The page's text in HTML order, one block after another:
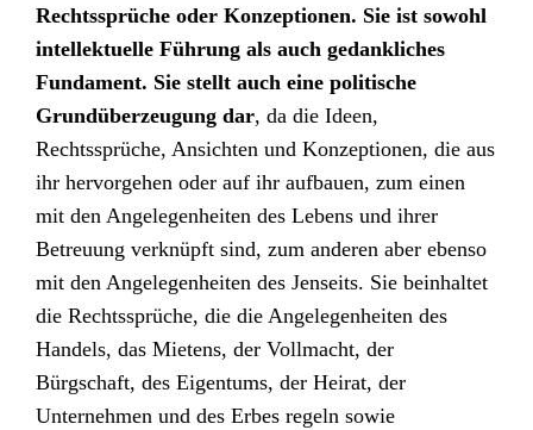
Rechtssprüche oder Konzeptionen. Sie ist sowohl
intellektuelle Führung als auch gedankliches
Fundament. Sie stellt auch eine politische
Grundüberzeugung dar, da die Ideen,
Rechtssprüche, Ansichten und Konzeptionen, die aus
ihr hervorgehen oder auf ihr aufbauen, zum einen
mit den Angelegenheiten des Lebens und ihrer
Betreuung verknüpft sind, zum anderen aber ebenso
mit den Angelegenheiten des Jenseits. Sie beinhaltet
die Rechtssprüche, die die Angelegenheiten des
Handels, das Mietens, der Vollmacht, der
Bürgschaft, des Eigentums, der Heirat, der
Unternehmen und des Erbes regeln sowie